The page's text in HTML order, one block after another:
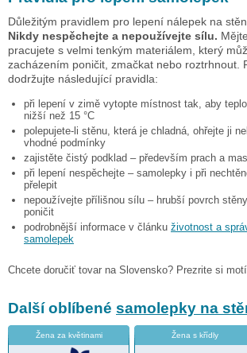
Důležitým pravidlem pro lepení nálepek na
Nikdy nespěchejte a nepoužívejte sílu.
pracujete s velmi tenkým materiálem, který
zacházením poničit, zmačkat nebo roztrhnout.
dodržujte následující pravidla:
při lepení v zimě vytopte místnost tak, aby
nižší než 15 °C
polepujete-li stěnu, která je chladná, ohřejte ji
vhodné podmínky
zajistěte čistý podklad – především prach a
při lepení nespěchejte – samolepky i při
přelepit
nepoužívejte přílišnou sílu – hrubší povrch
poničit
podrobnější informace v článku životnost a
samolepek
Chcete doručiť tovar na Slovensko? Prezrite si
Další oblíbené samolepky na
Žena za květinami Žena s křídly